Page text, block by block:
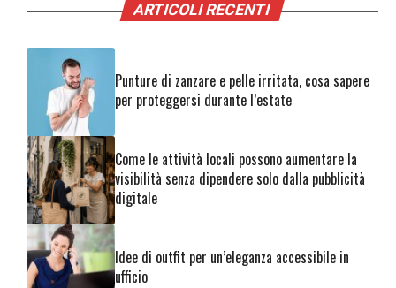
ARTICOLI RECENTI
Punture di zanzare e pelle irritata, cosa sapere
per proteggersi durante l’estate
Come le attività locali possono aumentare la
visibilità senza dipendere solo dalla pubblicità
digitale
Idee di outfit per un’eleganza accessibile in
ufficio